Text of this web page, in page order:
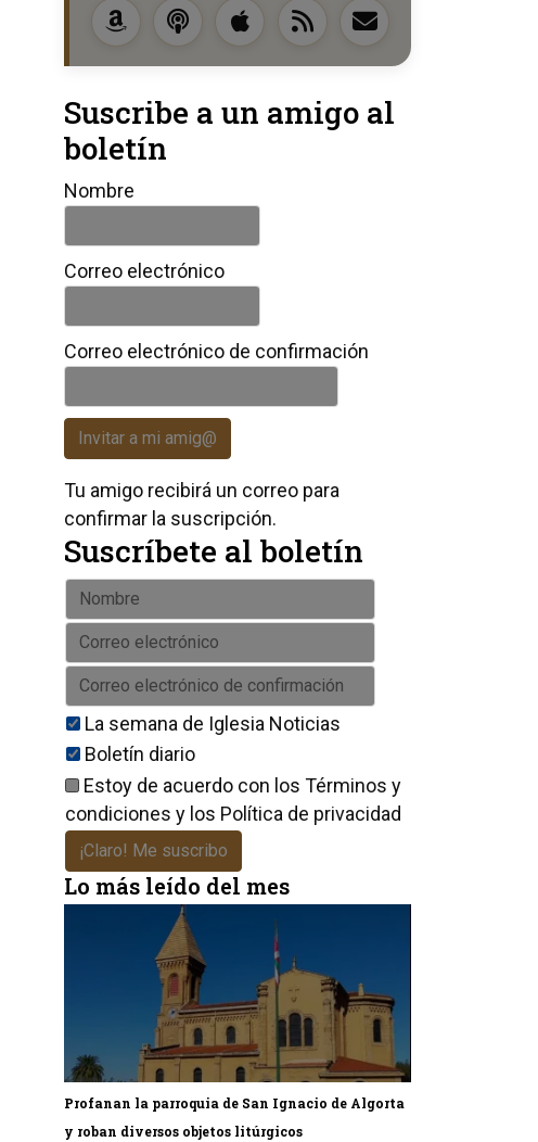
Suscribe a un amigo al
boletín
Nombre
Correo electrónico
Correo electrónico de confirmación
Invitar a mi amig@
Tu amigo recibirá un correo para
confirmar la suscripción.
Suscríbete al boletín
La semana de Iglesia Noticias
Boletín diario
Estoy de acuerdo con los Términos y
condiciones y los Política de privacidad
¡Claro! Me suscribo
Lo más leído del mes
Profanan la parroquia de San Ignacio de Algorta
y roban diversos objetos litúrgicos